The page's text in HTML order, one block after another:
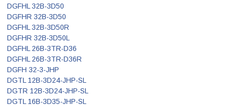
DGFHL 32B-3D50
DGFHR 32B-3D50
DGFHL 32B-3D50R
DGFHR 32B-3D50L
DGFHL 26B-3TR-D36
DGFHL 26B-3TR-D36R
DGFH 32-3-JHP
DGTL 12B-3D24-JHP-SL
DGTR 12B-3D24-JHP-SL
DGTL 16B-3D35-JHP-SL